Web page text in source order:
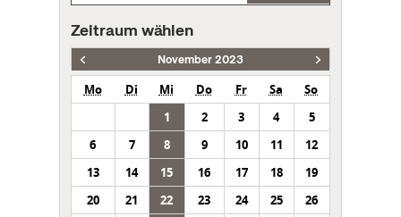
Zeitraum wählen
November 2023
Mo Di Mi Do Fr Sa
So
1
2 3 4
5
6
7 8 9 10 11
12
13
14 15 16 17 18
19
20
21 22 23 24 25
26